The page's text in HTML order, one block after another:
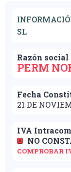
SL
Razón social
PERM
Fecha
21 DE
IVA
NO
COMPROBAR